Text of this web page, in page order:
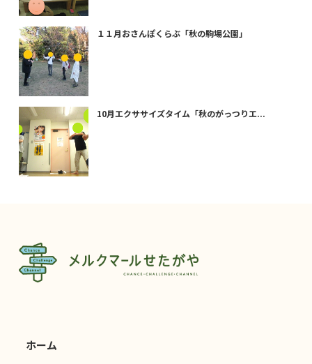
１１月おさんぽくらぶ「秋の駒場公園」
10月エクササイズタイム「秋のがっつりエ...
ホーム